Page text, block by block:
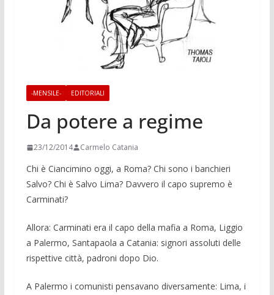
-MENSILE- EDITORIALI
Da potere a regime
23/12/2014 Carmelo Catania
Chi è Ciancimino oggi, a Roma? Chi sono i ban­chieri
Salvo? Chi è Sal­vo Lima? Davvero il capo supremo è
Carmi­nati?
Allora: Carminati era il capo della mafia a Roma, Liggio
a Palermo, San­tapaola a Catania: signori assoluti delle
rispettive città, padroni dopo Dio.
A Palermo i comunisti pensavano diver­samente: Lima, i